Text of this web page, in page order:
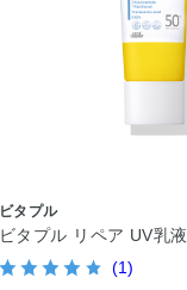
ビタプル
ビタプル リペア UV乳液
(1)